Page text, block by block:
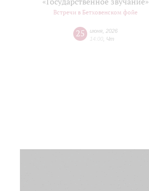
Встречи в Бетховенском фойе
25 июня 2026
14:00 Чт